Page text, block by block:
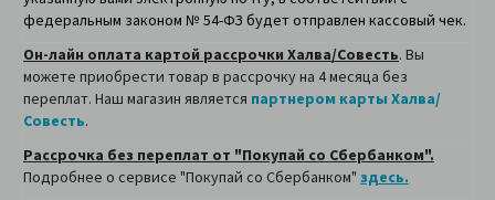
федеральным законом № 54-ФЗ будет отправлен кассовый чек.
Он-лайн оплата картой рассрочки Халва/Совесть. Вы
можете приобрести товар в рассрочку на 4 месяца без
переплат. Наш магазин является партнером карты Халва/
Совесть.
Рассрочка без переплат от "Покупай со Сбербанком".
Подробнее о сервисе "Покупай со Сбербанком" здесь.